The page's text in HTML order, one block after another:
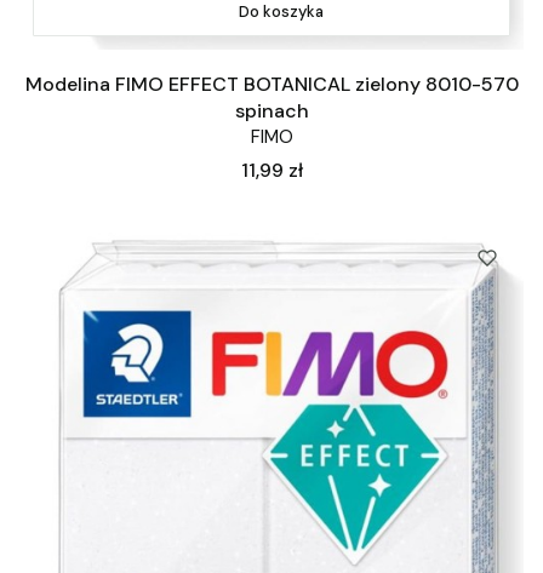
Do koszyka
Modelina FIMO EFFECT BOTANICAL zielony 8010-570
spinach
FIMO
Cena
11,99 zł